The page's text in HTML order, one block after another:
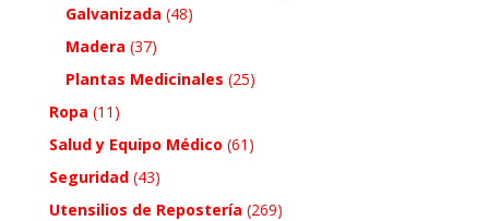
Galvanizada (48)
Madera (37)
Plantas Medicinales (25)
Ropa (11)
Salud y Equipo Médico (61)
Seguridad (43)
Utensilios de Repostería (269)